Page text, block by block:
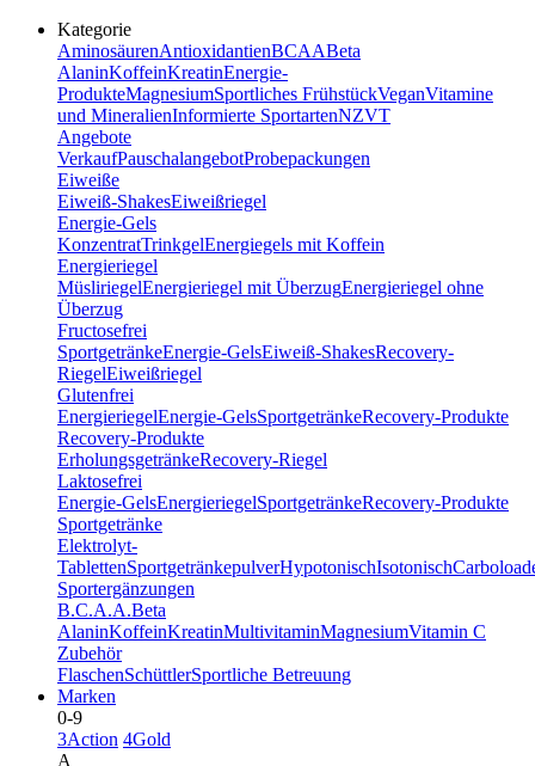
Kategorie
AminosäurenAntioxidantienBCAABeta
AlaninKoffeinKreatinEnergie-
ProdukteMagnesiumSportliches FrühstückVeganVitamine
und MineralienInformierte SportartenNZVT
Angebote
VerkaufPauschalangebotProbepackungen
Eiweiße
Eiweiß-ShakesEiweißriegel
Energie-Gels
KonzentratTrinkgelEnergiegels mit Koffein
Energieriegel
MüsliriegelEnergieriegel mit ÜberzugEnergieriegel ohne
Überzug
Fructosefrei
SportgetränkeEnergie-GelsEiweiß-ShakesRecovery-
RiegelEiweißriegel
Glutenfrei
EnergieriegelEnergie-GelsSportgetränkeRecovery-Produkte
Recovery-Produkte
ErholungsgetränkeRecovery-Riegel
Laktosefrei
Energie-GelsEnergieriegelSportgetränkeRecovery-Produkte
Sportgetränke
Elektrolyt-
TablettenSportgetränkepulverHypotonischIsotonisch
Sportergänzungen
B.C.A.A.Beta
AlaninKoffeinKreatinMultivitaminMagnesiumVitamin C
Zubehör
FlaschenSchüttlerSportliche Betreuung
Marken
0-9
3Action 4Gold
A